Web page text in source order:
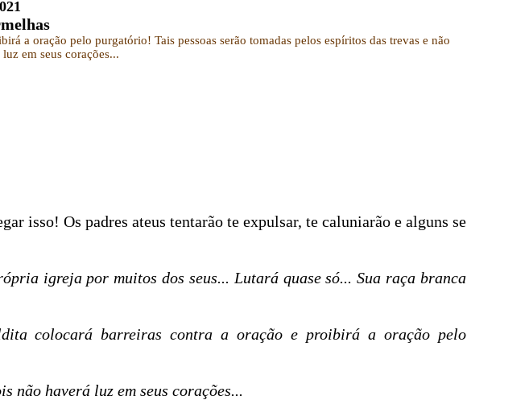
a oração pelo purgatório! Tais pessoas serão tomadas pelos espíritos das trevas e não
em seus corações...
isso! Os padres ateus tentarão te expulsar, te caluniarão e alguns se
igreja por muitos dos seus... Lutará quase só... Sua raça branca
colocará barreiras contra a oração e proibirá a oração pelo
não haverá luz em seus corações...